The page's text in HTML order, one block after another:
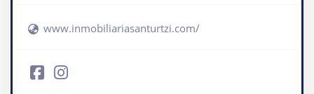
www.inmobiliariasanturtzi.com/